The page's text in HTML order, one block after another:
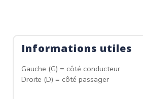
Informations utiles
Gauche (G) = côté conducteur
Droite (D) = côté passager